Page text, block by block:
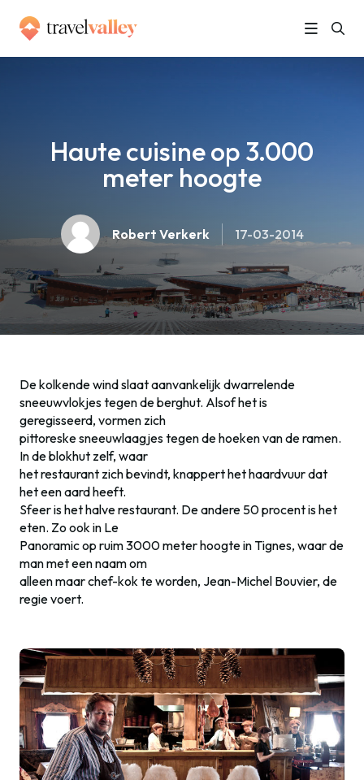
Haute cuisine op 3.000
meter hoogte
Robert Verkerk 17-03-2014
De kolkende wind slaat aanvankelijk dwarrelende
sneeuwvlokjes tegen de berghut. Alsof het is
geregisseerd, vormen zich
pittoreske sneeuwlaagjes tegen de hoeken van de ramen.
In de blokhut zelf, waar
het restaurant zich bevindt, knappert het haardvuur dat
het een aard heeft.
Sfeer is het halve restaurant. De andere 50 procent is het
eten. Zo ook in Le
Panoramic op ruim 3000 meter hoogte in Tignes, waar de
man met een naam om
alleen maar chef-kok te worden, Jean-Michel Bouvier, de
regie voert.